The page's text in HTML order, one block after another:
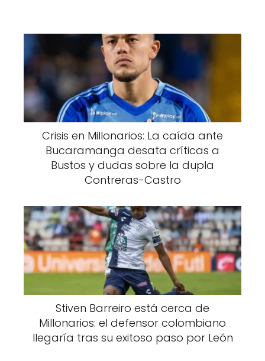
Crisis en Millonarios: La caída ante
Bucaramanga desata críticas a
Bustos y dudas sobre la dupla
Contreras-Castro
Stiven Barreiro está cerca de
Millonarios: el defensor colombiano
llegaría tras su exitoso paso por León